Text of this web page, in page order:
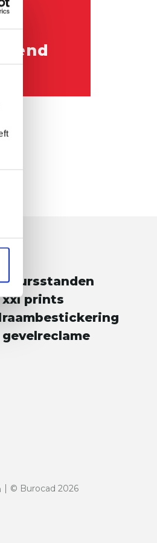
beursstanden
xxl prints
raambestickering
gevelreclame
© Burocad 2026